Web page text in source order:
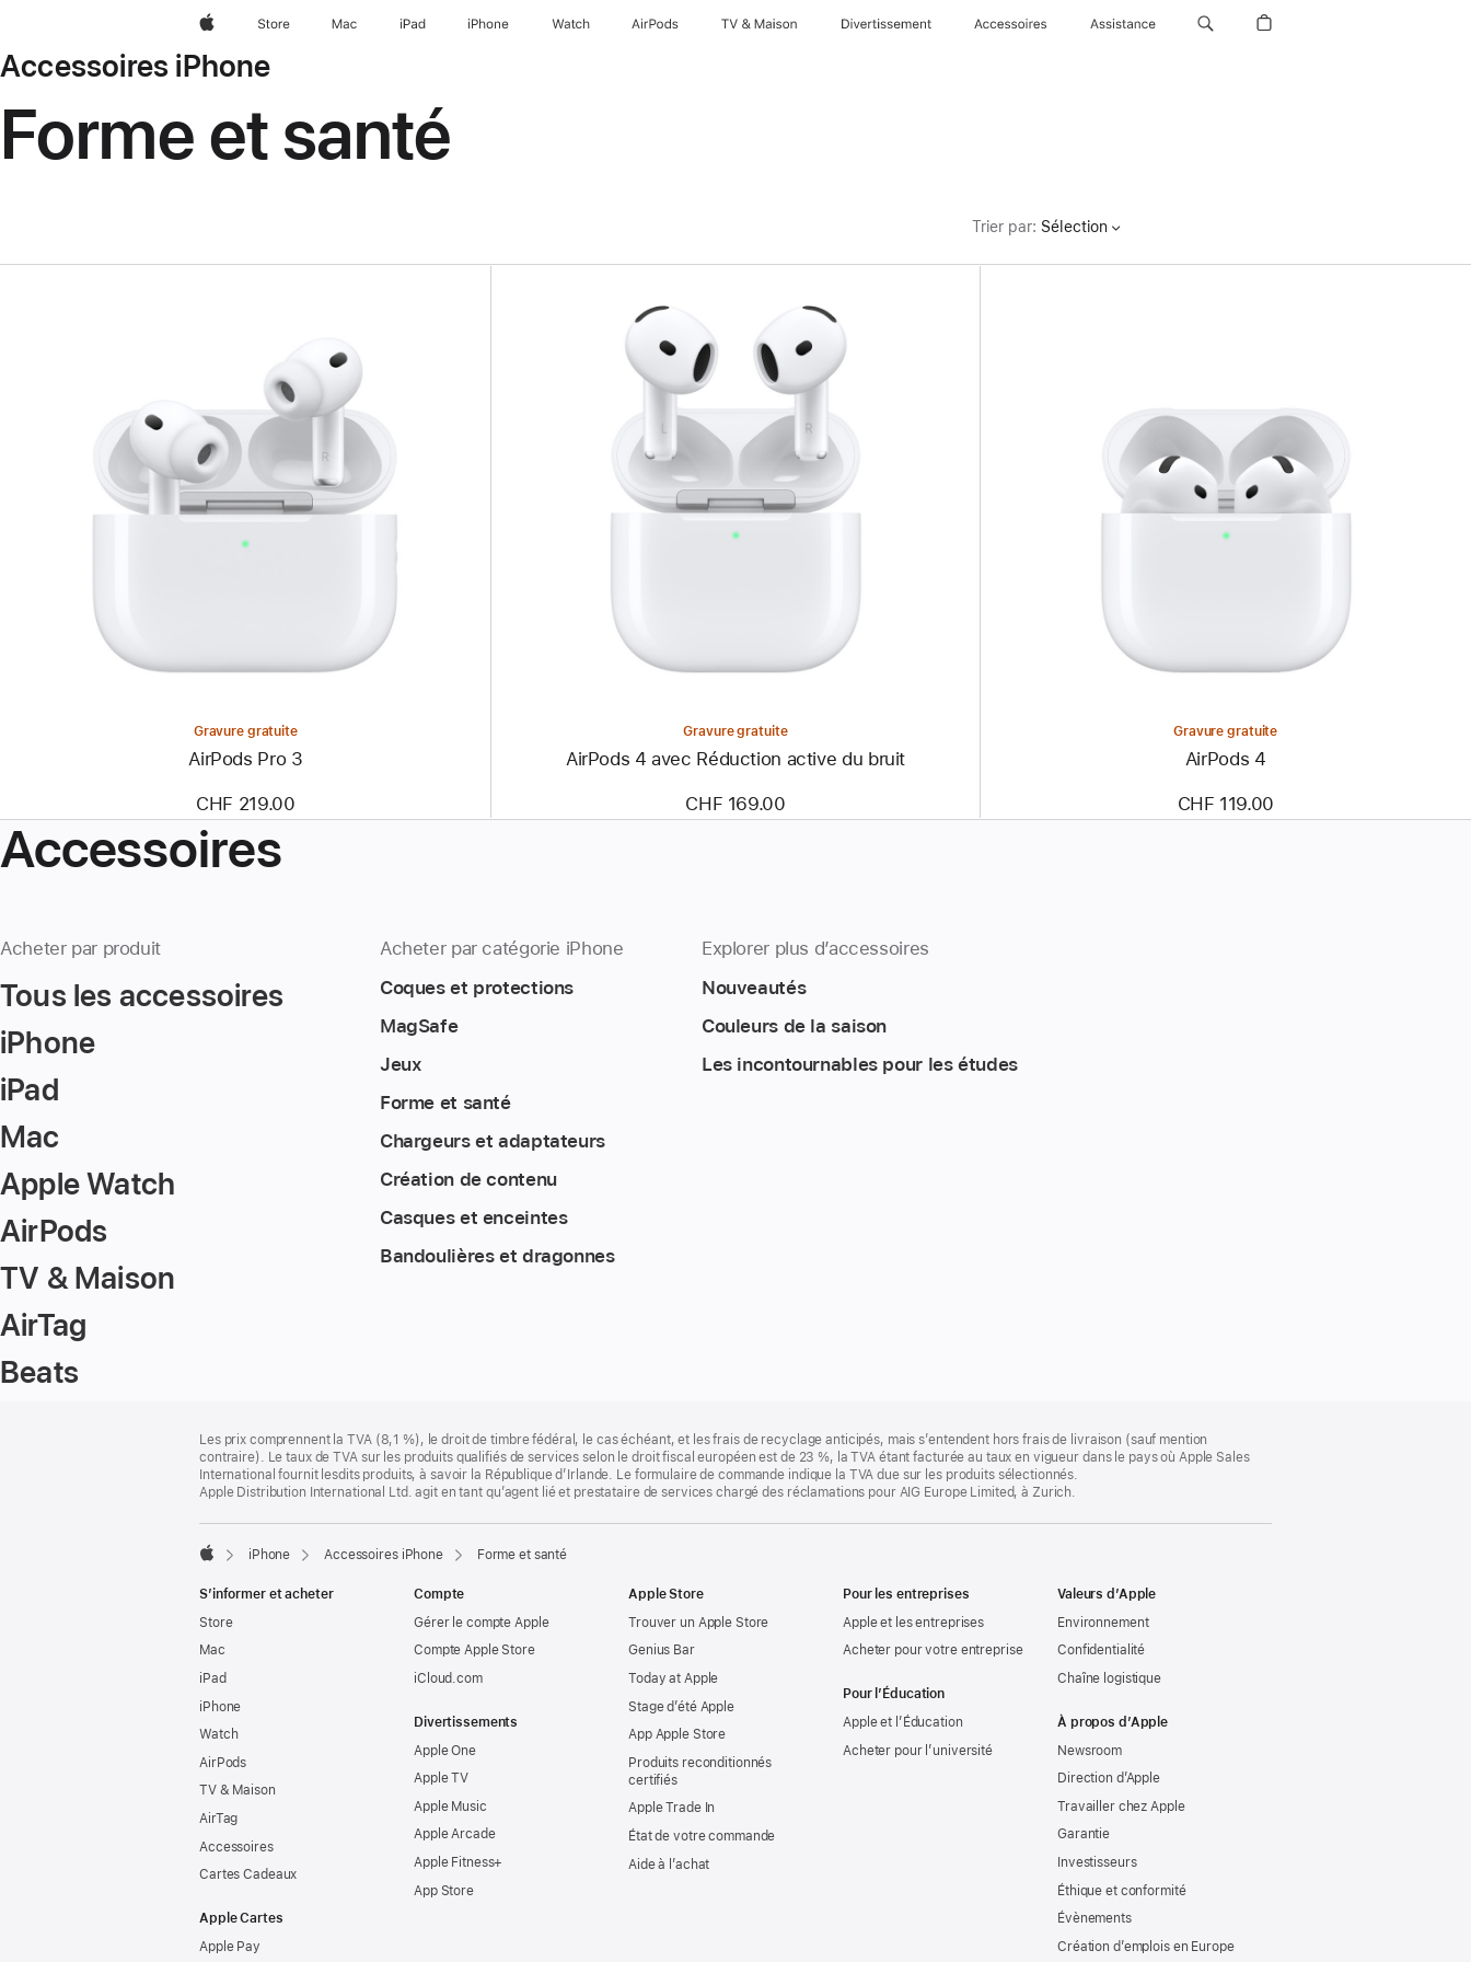
AppleStore Mac iPad iPhone Watch AirPods TV & Maison Divertissements Accessoires Assistance
Accessoires iPhone
Forme et santé
Trier par: Sélection
Gravure gratuite
AirPods Pro 3
CHF 219.00
Gravure gratuite
AirPods 4 avec Réduction active du bruit
CHF 169.00
Gravure gratuite
AirPods 4
CHF 119.00
Accessoires
Acheter par produit
Tous les accessoires
iPhone
iPad
Mac
Apple Watch
AirPods
TV & Maison
AirTag
Beats
Acheter par catégorie iPhone
Coques et protections
MagSafe
Jeux
Forme et santé
Chargeurs et adaptateurs
Création de contenu
Casques et enceintes
Bandoulières et dragonnes
Explorer plus d’accessoires
Nouveautés
Couleurs de la saison
Les incontournables pour les études
de
page
de
bas
de
Les prix comprennent la TVA (8,1 %), le droit de timbre fédéral, le cas échéant, et les frais de recyclage anticipés, mais s’entendent hors frais de livraison (sauf mention
contraire). Le taux de TVA sur les produits qualifiés de services selon le droit fiscal européen est de 23 %, la TVA étant facturée au taux en vigueur dans le pays où Apple Sales
International fournit lesdits produits, à savoir la République d’Irlande. Le formulaire de commande indique la TVA due sur les produits sélectionnés.
Apple Distribution International Ltd. agit en tant qu’agent lié et prestataire de services chargé des réclamations pour AIG Europe Limited, à Zurich.
iPhone Accessoires iPhone Forme et santé
S’informer et acheter
Store
Mac
iPad
iPhone
Watch
AirPods
TV & Maison
AirTag
Accessoires
Cartes Cadeaux
Apple Cartes
Apple Pay
Compte
Gérer le compte Apple
Compte Apple Store
iCloud.com
Divertissements
Apple One
Apple TV
Apple Music
Apple Arcade
Apple Fitness+
App Store
Apple Store
Trouver un Apple Store
Genius Bar
Today at Apple
Stage d’été Apple
App Apple Store
Produits reconditionnés
certifiés
Apple Trade In
État de votre commande
Aide à l’achat
Pour les entreprises
Apple et les entreprises
Acheter pour votre entreprise
Pour l’Éducation
Apple et l’Éducation
Acheter pour l’université
Valeurs d’Apple
Environnement
Confidentialité
Chaîne logistique
À propos d’Apple
Newsroom
Direction d’Apple
Travailler chez Apple
Garantie
Investisseurs
Éthique et conformité
Évènements
Création d’emplois en Europe